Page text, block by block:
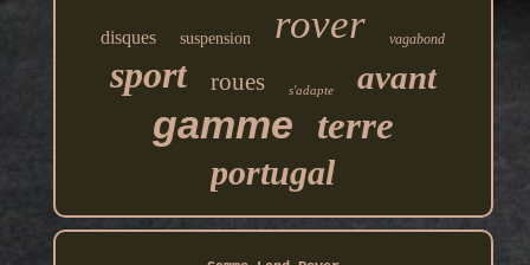
disques suspension rover vagabond
sport roues s'adapte avant
gamme terre
portugal